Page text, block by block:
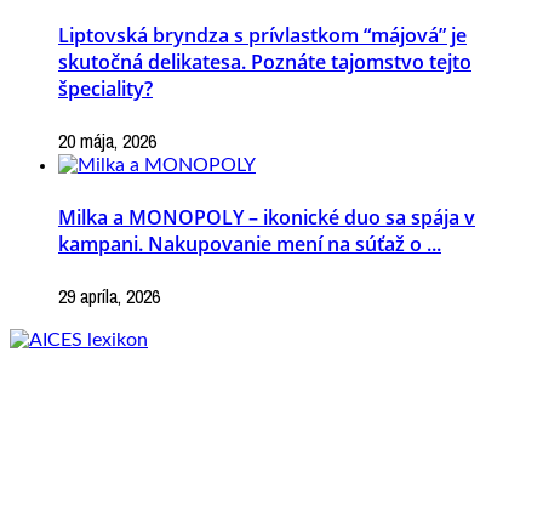
Liptovská bryndza s prívlastkom “májová” je
skutočná delikatesa. Poznáte tajomstvo tejto
špeciality?
20 mája, 2026
Milka a MONOPOLY – ikonické duo sa spája v
kampani. Nakupovanie mení na súťaž o ...
29 apríla, 2026